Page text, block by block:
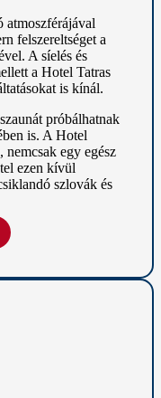
atmoszférájával
felszereltséget a
A síelés és
a Hotel Tatras
is kínál.
próbálhatnak
is. A Hotel
nemcsak egy egész
ezen kívül
szlovák és